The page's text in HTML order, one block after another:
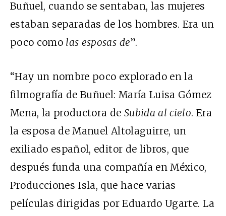
Buñuel, cuando se sentaban, las mujeres
estaban separadas de los hombres. Era un
poco como las esposas de”.
“Hay un nombre poco explorado en la
filmografía de Buñuel: María Luisa Gómez
Mena, la productora de Subida al cielo. Era
la esposa de Manuel Altolaguirre, un
exiliado español, editor de libros, que
después funda una compañía en México,
Producciones Isla, que hace varias
películas dirigidas por Eduardo Ugarte. La